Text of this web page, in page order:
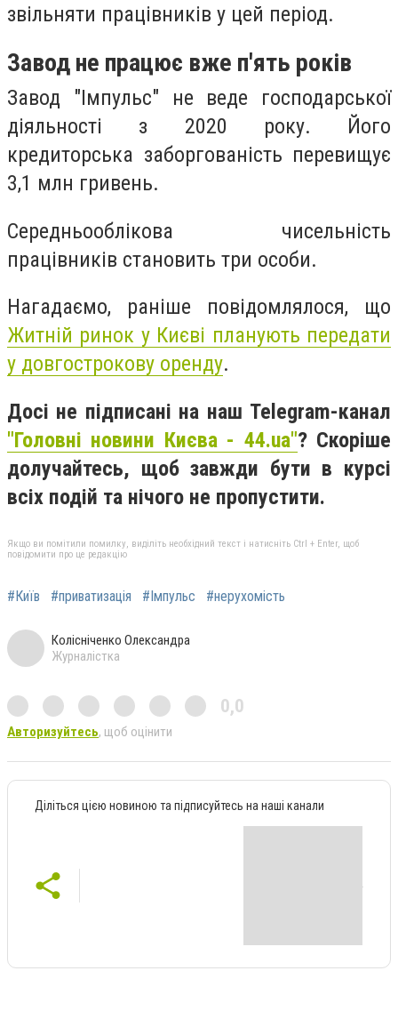
звільняти працівників у цей період.
Завод не працює вже п'ять років
Завод "Імпульс" не веде господарської
діяльності з 2020 року. Його
кредиторська заборгованість перевищує
3,1 млн гривень.
Середньооблікова чисельність
працівників становить три особи.
Нагадаємо, раніше повідомлялося, що
Житній ринок у Києві планують передати
у довгострокову оренду.
Досі не підписані на наш Telegram-канал
"Головні новини Києва - 44.ua"? Скоріше
долучайтесь, щоб завжди бути в курсі
всіх подій та нічого не пропустити.
Якщо ви помітили помилку, виділіть необхідний текст і натисніть Ctrl + Enter, щоб
повідомити про це редакцію
#Київ #приватизація #Імпульс #нерухомість
Колісніченко Олександра
Журналістка
0,0
Авторизуйтесь, щоб оцінити
Діліться цією новиною та підписуйтесь на наші канали